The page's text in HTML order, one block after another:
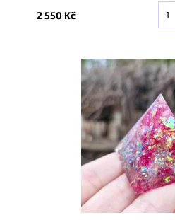
2 550 Kč
Dostupnost:
Vyprodáno
9343